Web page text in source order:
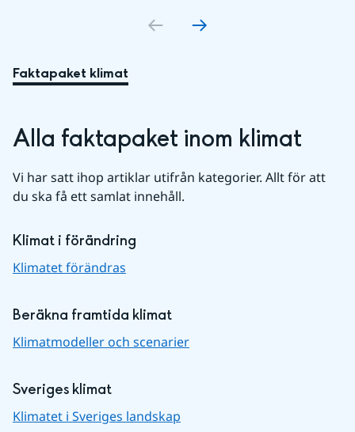
Faktapaket klimat
Alla faktapaket inom klimat
Vi har satt ihop artiklar utifrån kategorier. Allt för att
du ska få ett samlat innehåll.
Klimat i förändring
Klimatet förändras
Beräkna framtida klimat
Klimatmodeller och scenarier
Sveriges klimat
Klimatet i Sveriges landskap